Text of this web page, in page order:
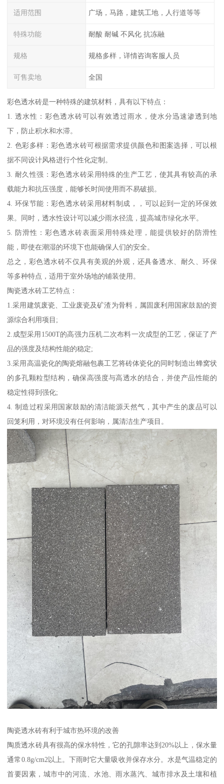
适用范围 广场，马路，建筑工地，人行道等等
特殊功能 耐酸 耐碱 不风化 抗冻融
规格 规格多样，详情咨询客服人员
可售卖地 全国
彩色透水砖是一种特殊的建筑材料，具有以下特点：
1. 透水性：彩色透水砖可以有效透过雨水，使水分迅速渗透到地
下，防止积水和水滞。
2. 色彩多样：彩色透水砖可根据需求提供颜色和图案选择，可以根
据不同设计风格进行个性化定制。
3. 耐久性强：彩色透水砖采用特殊的生产工艺，使其具有较高的承
载能力和抗压强度，能够长时间使用而不易破损。
4. 环保节能：彩色透水砖采用材料制成，，可以起到一定的环保效
果。同时，透水性设计可以减少雨水径流，提高城市绿化水平。
5. 防滑性：彩色透水砖表面采用特殊处理，能提供较好的防滑性
能，即使在潮湿的环境下也能确保人们的安全。
总之，彩色透水砖不仅具有美观的外观，还具备透水、耐久、环保
等多种特点，适用于室外场地的铺装使用。
陶瓷透水砖工艺特点：
1.采用建筑废瓷、工业废瓷及矿渣为骨料，属固废利用国家鼓励的资
源综合利用项目;
2.成型采用1500T的高强力压机二次布料一次成型的工艺，保证了产
品的强度及结构性能的稳定;
3.采用高温瓷化的陶瓷熔融包裹工艺将砖体瓷化的同时制造出蜂窝状
的多孔颗粒型结构，确保高强度与高透水的结合，并使产品性能的
稳定性得到强化;
4. 制造过程采用国家鼓励的清洁能源天然气，其中产生的废品可以
回笼利用，对环境没有任何影响，属清洁生产项目。
陶瓷透水砖有利于城市热环境的改善
陶质透水砖具有很高的保水特性，它的孔隙率达到20%以上，保水量
通常0.8g/cm2以上。下雨时它大量吸收并保存水分。水是气温稳定的
首要因素，城市中的河流、水池、雨水蒸汽、城市排水及土壤和植